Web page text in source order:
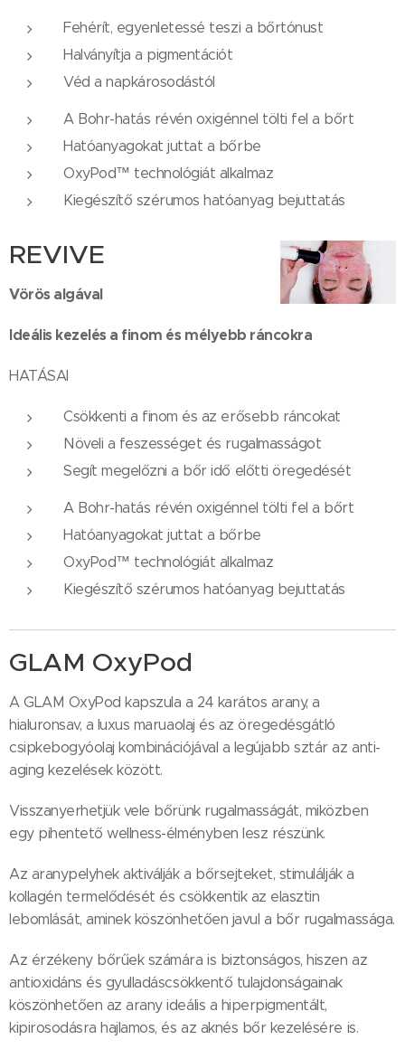
Fehérít, egyenletessé teszi a bőrtónust
Halványítja a pigmentációt
Véd a napkárosodástól
A Bohr-hatás révén oxigénnel tölti fel a bőrt
Hatóanyagokat juttat a bőrbe
OxyPod™ technológiát alkalmaz
Kiegészítő szérumos hatóanyag bejuttatás
REVIVE
Vörös algával
Ideális kezelés a finom és mélyebb ráncokra
HATÁSAI
Csökkenti a finom és az erősebb ráncokat
Növeli a feszességet és rugalmasságot
Segít megelőzni a bőr idő előtti öregedését
A Bohr-hatás révén oxigénnel tölti fel a bőrt
Hatóanyagokat juttat a bőrbe
OxyPod™ technológiát alkalmaz
Kiegészítő szérumos hatóanyag bejuttatás
GLAM OxyPod
A GLAM OxyPod kapszula a 24 karátos arany, a
hialuronsav, a luxus maruaolaj és az öregedésgátló
csipkebogyóolaj kombinációjával a legújabb sztár az anti-
aging kezelések között.
Visszanyerhetjük vele bőrünk rugalmasságát, miközben
egy pihentető wellness-élményben lesz részünk.
Az aranypelyhek aktiválják a bőrsejteket, stimulálják a
kollagén termelődését és csökkentik az elasztin
lebomlását, aminek köszönhetően javul a bőr rugalmassága.
Az érzékeny bőrűek számára is biztonságos, hiszen az
antioxidáns és gyulladáscsökkentő tulajdonságainak
köszönhetően az arany ideális a hiperpigmentált,
kipirosodásra hajlamos, és az aknés bőr kezelésére is.